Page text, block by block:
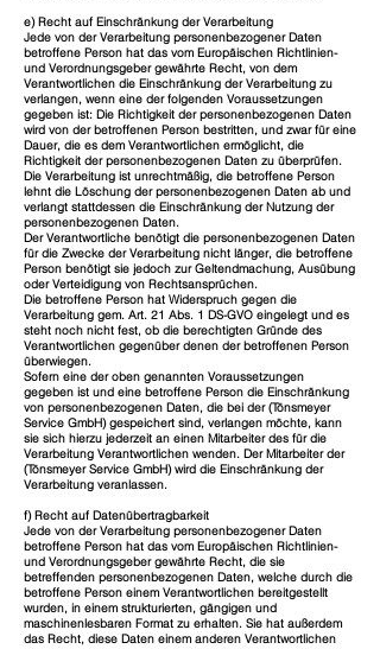
e) Recht auf Einschränkung der Verarbeitung
Jede von der Verarbeitung personenbezogener Daten
betroffene Person hat das vom Europäischen Richtlinien-
und Verordnungsgeber gewährte Recht, von dem
Verantwortlichen die Einschränkung der Verarbeitung zu
verlangen, wenn eine der folgenden Voraussetzungen
gegeben ist: Die Richtigkeit der personenbezogenen Daten
wird von der betroffenen Person bestritten, und zwar für eine
Dauer, die es dem Verantwortlichen ermöglicht, die
Richtigkeit der personenbezogenen Daten zu überprüfen.
Die Verarbeitung ist unrechtmäßig, die betroffene Person
lehnt die Löschung der personenbezogenen Daten ab und
verlangt stattdessen die Einschränkung der Nutzung der
personenbezogenen Daten.
Der Verantwortliche benötigt die personenbezogenen Daten
für die Zwecke der Verarbeitung nicht länger, die betroffene
Person benötigt sie jedoch zur Geltendmachung, Ausübung
oder Verteidigung von Rechtsansprüchen.
Die betroffene Person hat Widerspruch gegen die
Verarbeitung gem. Art. 21 Abs. 1 DS-GVO eingelegt und es
steht noch nicht fest, ob die berechtigten Gründe des
Verantwortlichen gegenüber denen der betroffenen Person
überwiegen.
Sofern eine der oben genannten Voraussetzungen
gegeben ist und eine betroffene Person die Einschränkung
von personenbezogenen Daten, die bei der (Tönsmeyer
Service GmbH) gespeichert sind, verlangen möchte, kann
sie sich hierzu jederzeit an einen Mitarbeiter des für die
Verarbeitung Verantwortlichen wenden. Der Mitarbeiter der
(Tönsmeyer Service GmbH) wird die Einschränkung der
Verarbeitung veranlassen.
f) Recht auf Datenübertragbarkeit
Jede von der Verarbeitung personenbezogener Daten
betroffene Person hat das vom Europäischen Richtlinien-
und Verordnungsgeber gewährte Recht, die sie
betreffenden personenbezogenen Daten, welche durch die
betroffene Person einem Verantwortlichen bereitgestellt
wurden, in einem strukturierten, gängigen und
maschinenlesbaren Format zu erhalten. Sie hat außerdem
das Recht, diese Daten einem anderen Verantwortlichen